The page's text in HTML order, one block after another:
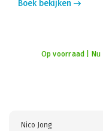
Boek bekijken
Op voorraad |
Nico Jong